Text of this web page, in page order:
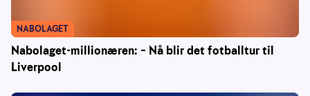
Nabolaget-millionæren: – Nå blir det fotballtur til
Liverpool
NABOLAGET